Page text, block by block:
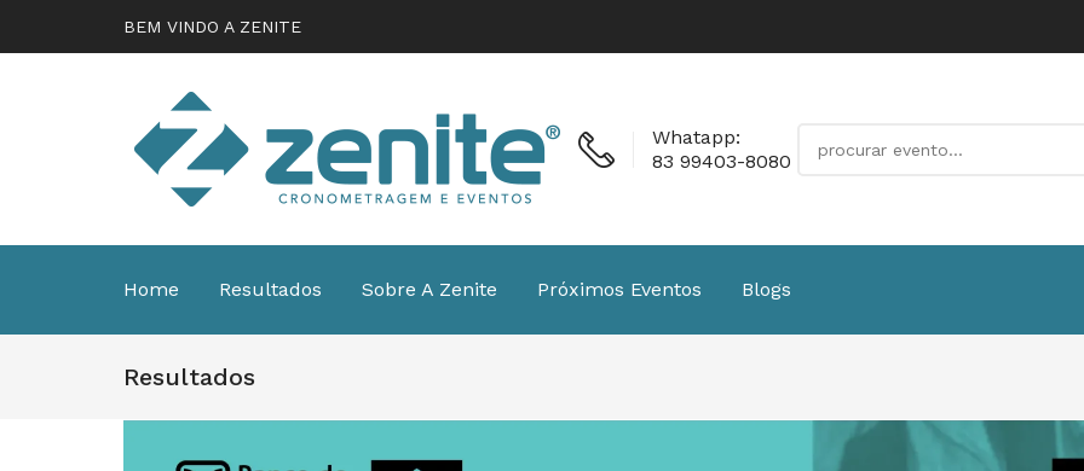
BEM VINDO A ZENITE
Whatapp:
83 99403-8080
Home Resultados Sobre A Zenite Próximos Eventos Blogs
Resultados